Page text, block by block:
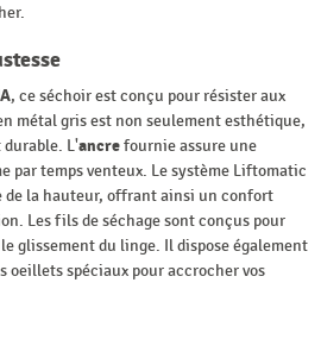
, ce séchoir est conçu pour résister aux
métal gris est non seulement esthétique,
durable. L'ancrefournie assure une
par temps venteux. Le système Liftomatic
de la hauteur, offrant ainsi un confort
Les fils de séchage sont conçus pour
glissement du linge. Il dispose également
oeillets spéciaux pour accrocher vos